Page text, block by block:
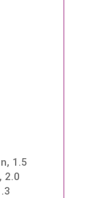
, 1.5
, 2.0